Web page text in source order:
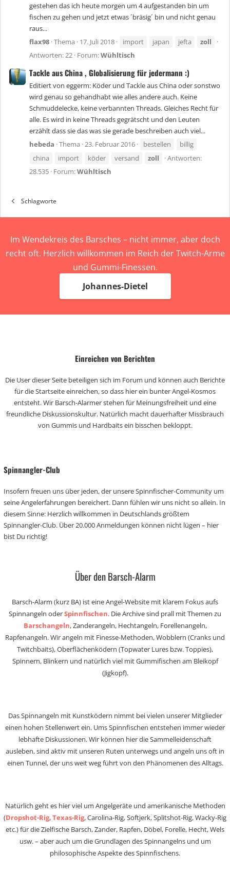
gestehen das ich heute morgen um 4 aufgestanden bin um
fischen zu gehen und jetzt etwas ´bräsig´ bin und nicht genau
raus...
flax98 Thema 17. Juli 2018 import japan jefta
zoll
Antworten: 22 Forum:Wühltisch
Tackle aus China , Globalisierung für jedermann :)
Editiert von eggerm: Köder und Tackle aus China oder sonstwo
wird genau so gehandhabt wie alles andere auch. Keine
Schmuddelecke, keine verbannten Threads. Gleiches Recht für
alle. Es wird in keine Threads gegrätscht und den Leuten
erzählt dass sie das was sie gerade beschreiben auch viel...
hebeda Thema 23. Februar 2016 bestellen
billig
china
import köder versand zoll
Antworten:
28.535 Forum:Wühltisch
Schlagworte
Im Wendekreis des Barsches – nicht immer, aber doch
recht oft. Herzlich willkommen im Reich der Twitch-Arme
und Gummi-Finessen.
Johannes-Dietel
Einreichen von Berichten
Die User dieser Seite beteiligen sich im Forum und können auch Berichte
für die Startseite einreichen, so dass hier ein bunter Angel-Kosmos
entsteht. Wir Barsch-Alarmer stehen für Meinungsfreiheit und eine
freundliche Diskussionskultur. Natürlich macht dauerhafter Missbrauch
von Gummis und Hardbaits ein bisschen bekloppt.
Spinnangler-Club
Insofern freuen uns über jeden, der unsere Spinnfischer-Community um
seine Angelerfahrungen bereichert. Dann fühlen wir uns nicht so allein. In
diesem Sinne: Herzlich willkommen in Deutschlands größtem
Spinnangler-Club. Über 20.000 Anmeldungen können nicht lügen – hier
bist Du richtig!
Über den Barsch-Alarm
Barsch-Alarm (kurz BA) ist eine Angel-Website mit klarem Fokus aufs
Spinnangeln oderSpinnfischen. Die Archive sind prall mit Themen zu
Barschangeln, Zanderangeln, Hechtangeln, Forellenangeln,
Rapfenangeln. Wir angeln mit Finesse-Methoden, Wobblern (Cranks und
Twitchbaits), Oberflächenködern (Topwater Lures bzw. Toppies),
Spinnern, Blinkern und natürlich viel mit Gummifischen am Bleikopf
(Jigkopf).
Das Spinnangeln mit Kunstködern nimmt bei vielen unserer Mitglieder
einen hohen Stellenwert ein. Ums Spinnfischen entstehen immer wieder
lebhafte Diskussionen. Wir können hier die Sammelleidenschaft
ausleben, sind aktiv mit unseren Ruten unterwegs und angeln uns oft in
einen Tunnel, der uns weit weg führt von den Phänomenen des Alltags.
Natürlich geht es hier viel um Angelgeräte und amerikanische Methoden
(Dropshot-Rig,Texas-Rig, Carolina-Rig, Softjerk, Splitshot-Rig, Wacky-Rig
etc.) für die Zielfische Barsch, Zander, Rapfen, Döbel, Forelle, Hecht, Wels
usw. – aber auch um die Grundlagen des Spinnangelns und um
philosophische Aspekte des Spinnfischens.